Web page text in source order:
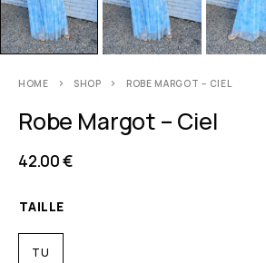
HOME SHOP ROBE MARGOT – CIEL
Robe Margot – Ciel
42.00€
TAILLE
TU